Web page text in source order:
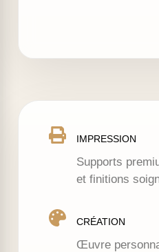
IMPRESSION
Supports
et finitions
CRÉATION
Œuvre